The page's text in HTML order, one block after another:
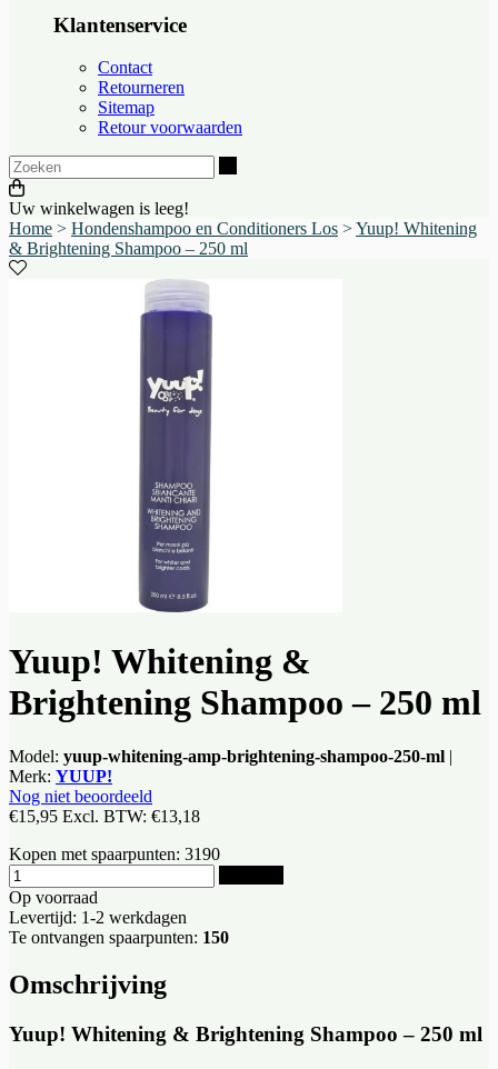
Klantenservice
Contact
Retourneren
Sitemap
Retour voorwaarden
Uw winkelwagen is leeg!
Home > Hondenshampoo en Conditioners Los >Yuup! Whitening
& Brightening Shampoo – 250 ml
Yuup! Whitening &
Brightening Shampoo – 250 ml
Model: yuup-whitening-amp-brightening-shampoo-250-ml |
Merk: YUUP!
Nog niet beoordeeld
€15,95 Excl. BTW: €13,18
Kopen met spaarpunten: 3190
Op voorraad
Levertijd: 1-2 werkdagen
Te ontvangen spaarpunten: 150
Omschrijving
Yuup! Whitening & Brightening Shampoo – 250 ml